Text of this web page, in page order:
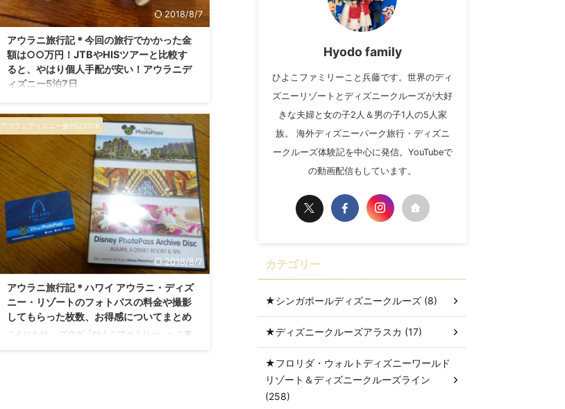
...
2018/8/7
アウラニ旅行記＊今回の旅行でかかった金
額は○○万円！JTBやHISツアーと比較す
ると、やはり個人手配が安い！アウラニデ
ィズニー5泊7日
訪ありがとうございます！ 私たちのプロフィール
はこちらからどうぞ♪ アウラニディズニー旅行、
個人手配で値段はいくらかかる？ 子連れハワイ旅
行記、 本編に入る前に、情報系の記事をまとめて
更新しておきます。 アウラニ旅行記まとめ記事
（目次）はこちらから。 さて、海外旅行で気にな
るのは 「で、実際いくらかかるのよ！？」 という
部分だと思いますので、 今回の旅行でかかった費
用について、赤裸々に公開していこうと思いま
す。 今回の旅行は、 航空券は個人手配、宿泊はミ
アウラニディズニー旅行記2018
2018/8/7
アウラニ旅行記＊ハワイ アウラニ・ディズ
ニー・リゾートのフォトパスの料金や撮影
してもらった枚数、お得感についてまとめ
こんにちは。 ブログ「ひよこファミリー」へご来
Hyodo family
ひよこファミリーこと兵藤です。世界のディ
ズニーリゾートとディズニークルーズが大好
きな夫婦と女の子2人＆男の子1人の5人家
族。 海外ディズニーパーク旅行・ディズニ
ークルーズ体験記を中心に発信。YouTubeで
の動画配信もしています。
カテゴリー
★シンガポールディズニークルーズ (8)
★ディズニークルーズアラスカ (17)
★フロリダ・ウォルトディズニーワールド
リゾート＆ディズニークルーズライン
(258)